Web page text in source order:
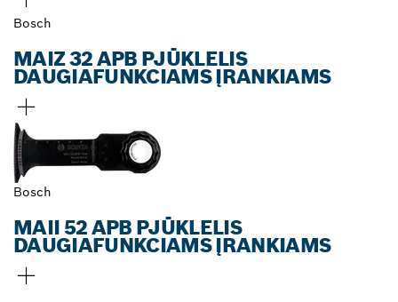
Bosch
MAIZ 32 APB PJŪKLELIS
DAUGIAFUNKCIAMS ĮRANKIAMS
Bosch
MAII 52 APB PJŪKLELIS
DAUGIAFUNKCIAMS ĮRANKIAMS